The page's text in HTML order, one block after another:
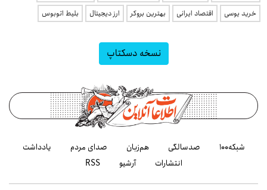
خرید یوسی
اقتصاد ایرانی بهترین بروکر ارز دیجیتال بلیط اتوبوس
نسخه دسکتاپ
شبکه۱۰۰ صدسالگی هم‌زبان صدای مردم
یادداشت
انتشارات
آرشیو RSS